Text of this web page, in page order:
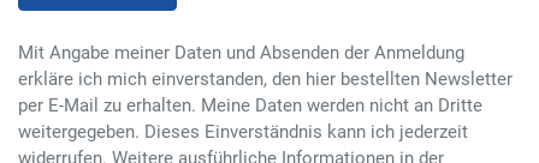
Mit Angabe meiner Daten und Absenden der Anmeldung
erkläre ich mich einverstanden, den hier bestellten Newsletter
per E-Mail zu erhalten. Meine Daten werden nicht an Dritte
weitergegeben. Dieses Einverständnis kann ich jederzeit
widerrufen. Weitere ausführliche Informationen in der